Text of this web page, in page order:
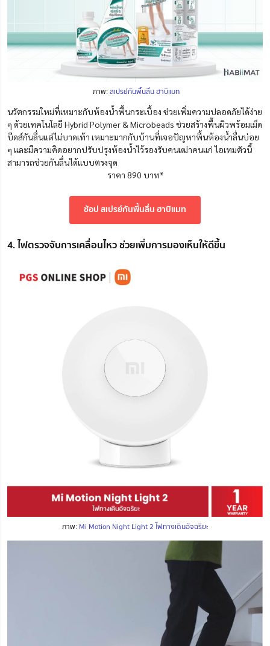
ภาพ:สเปรย์กันพื้นลื่น ฮาบิแมท
นวัตกรรมใหม่ที่เหมาะกับห้องน้ำพื้นกระเบื้อง ช่วยเพิ่มความปลอดภัยได้ง่าย
ๆ ด้วยเทคโนโลยี Hybrid Polymer & Microbeads ช่วยสร้างพื้นผิวพร้อมเม็ด
บีดส์กันลื่นแต่ไม่บาดเท้า เหมาะมากกับบ้านที่เจอปัญหาพื้นห้องน้ำลื่นบ่อย
ๆ และมีความคิดอยากปรับปรุงห้องน้ำไว้รองรับคนเฒ่าคนแก่ ไอเทมตัวนี้
สามารถช่วยกันลื่นได้แบบตรงจุด
ราคา 890 บาท*
ช้อป สเปรย์กันพื้นลื่น ฮาบิแมท
4. ไฟตรวจจับการเคลื่อนไหว ช่วยเพิ่มการมองเห็นให้ดีขึ้น
ภาพ: Mi Motion Night Light 2 ไฟทางเดินอัจฉริยะ